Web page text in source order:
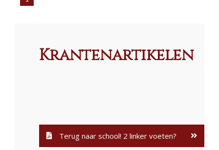
Krantenartikelen
Terug naar school! 2 linker voeten?